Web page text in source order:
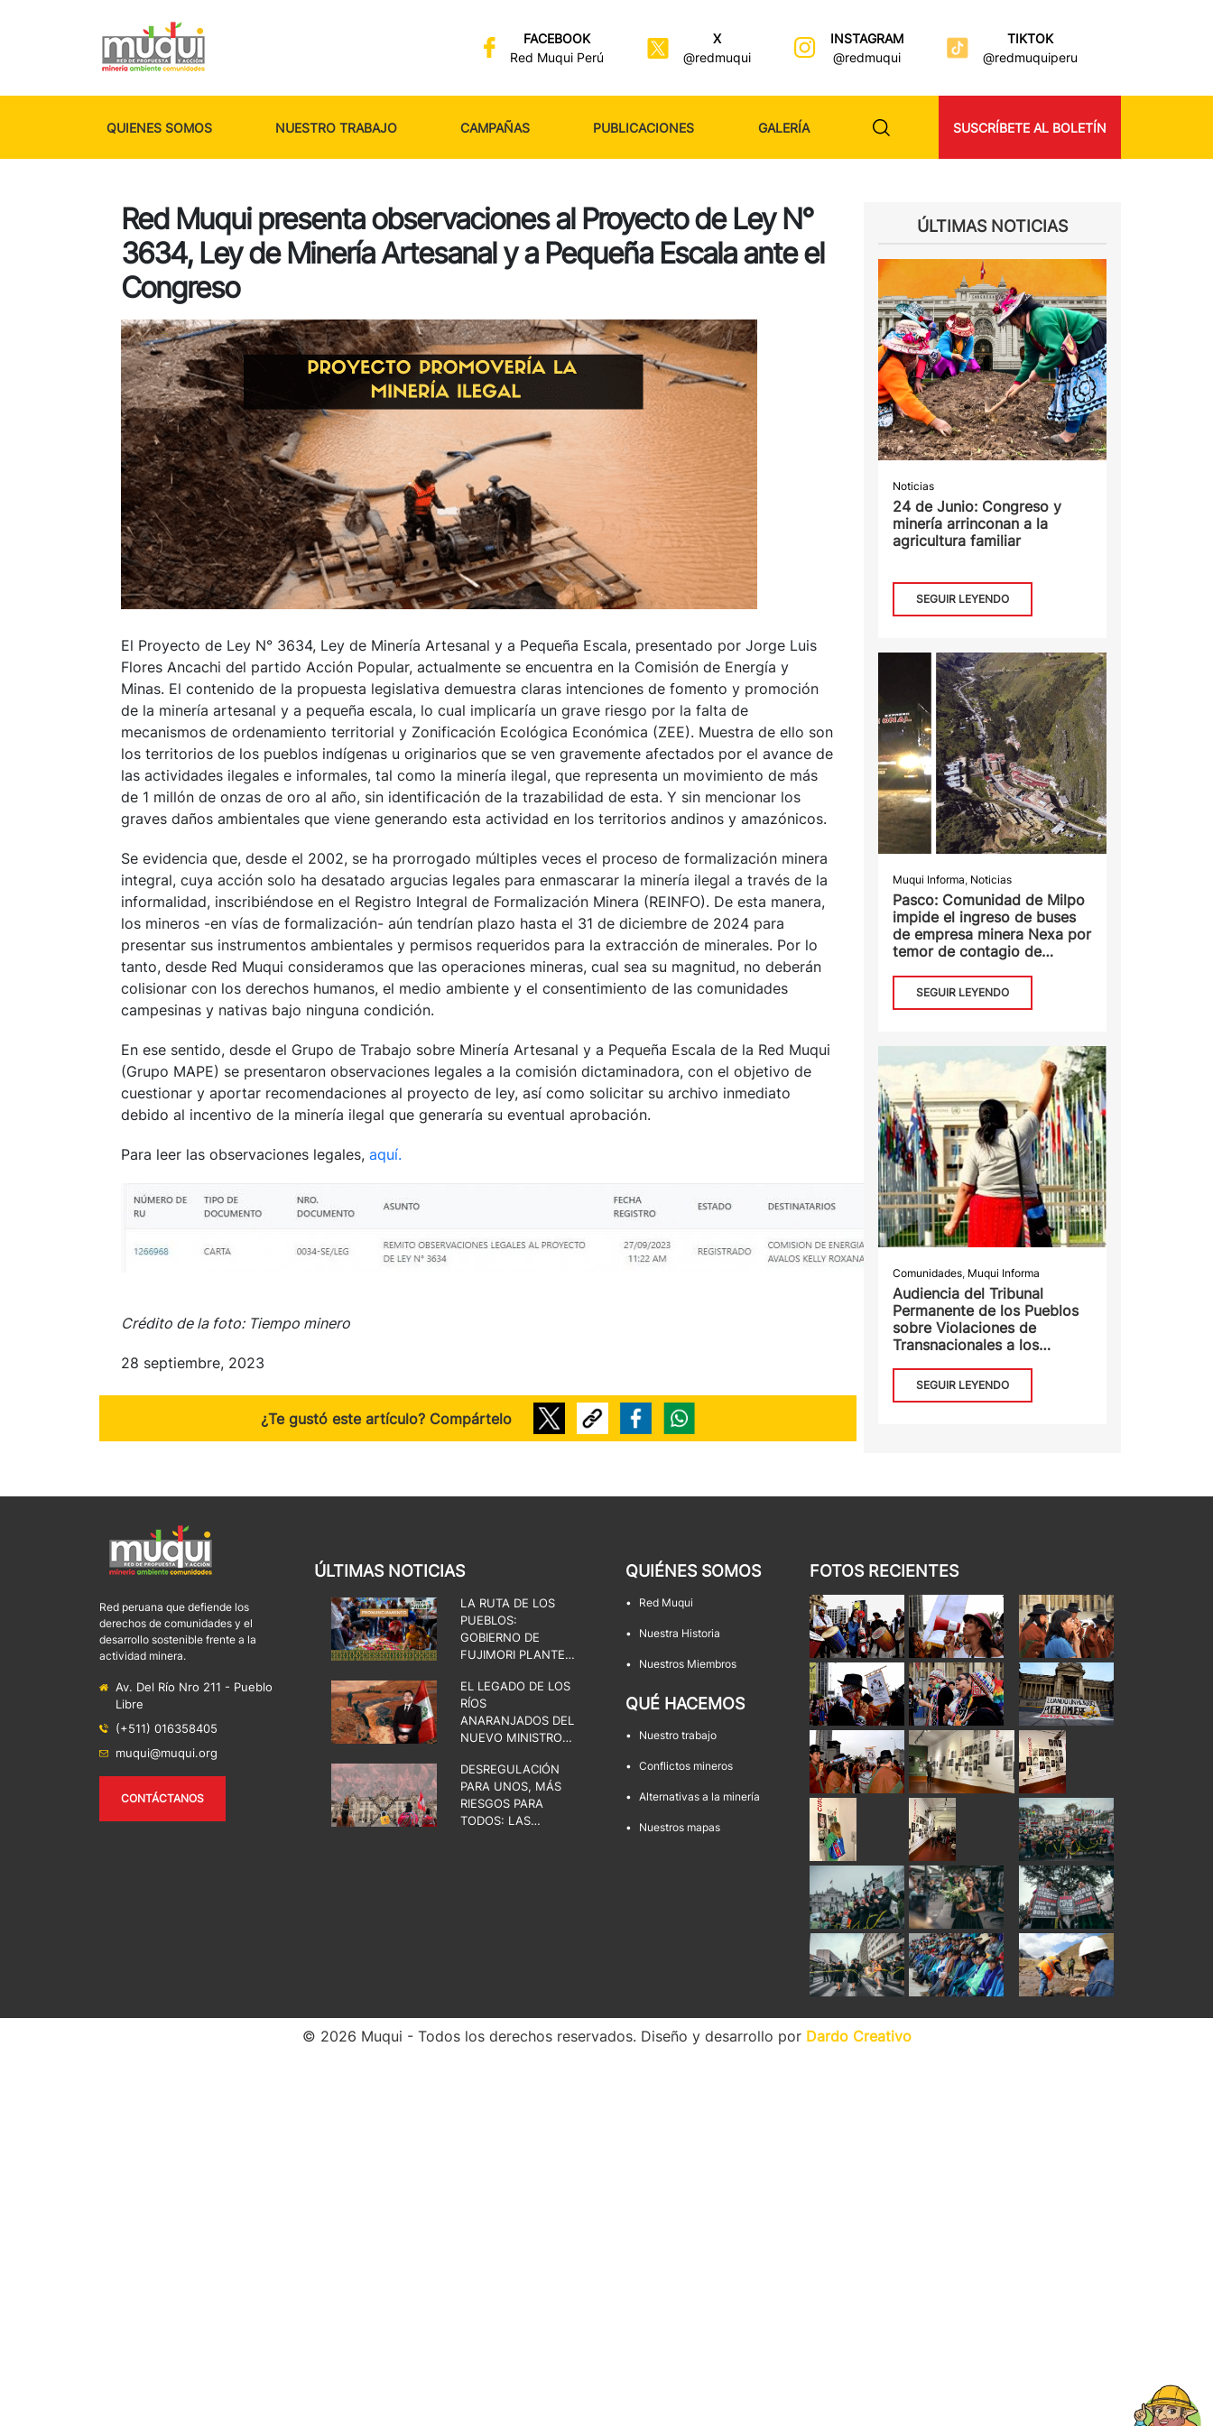
FACEBOOK
Red Muqui Perú
X
@redmuqui
INSTAGRAM
@redmuqui
TIKTOK
@redmuquiperu
QUIENES SOMOS NUESTRO TRABAJO CAMPAÑAS PUBLICACIONES GALERÍA SUSCRÍBETE AL BOLETÍN
Red Muqui presenta observaciones al Proyecto de Ley N°
3634, Ley de Minería Artesanal y a Pequeña Escala ante el
Congreso
El Proyecto de Ley N° 3634, Ley de Minería Artesanal y a Pequeña Escala, presentado por Jorge Luis
Flores Ancachi del partido Acción Popular, actualmente se encuentra en la Comisión de Energía y
Minas. El contenido de la propuesta legislativa demuestra claras intenciones de fomento y promoción
de la minería artesanal y a pequeña escala, lo cual implicaría un grave riesgo por la falta de
mecanismos de ordenamiento territorial y Zonificación Ecológica Económica (ZEE). Muestra de ello son
los territorios de los pueblos indígenas u originarios que se ven gravemente afectados por el avance de
las actividades ilegales e informales, tal como la minería ilegal, que representa un movimiento de más
de 1 millón de onzas de oro al año, sin identificación de la trazabilidad de esta. Y sin mencionar los
graves daños ambientales que viene generando esta actividad en los territorios andinos y amazónicos.
Se evidencia que, desde el 2002, se ha prorrogado múltiples veces el proceso de formalización minera
integral, cuya acción solo ha desatado argucias legales para enmascarar la minería ilegal a través de la
informalidad, inscribiéndose en el Registro Integral de Formalización Minera (REINFO). De esta manera,
los mineros -en vías de formalización- aún tendrían plazo hasta el 31 de diciembre de 2024 para
presentar sus instrumentos ambientales y permisos requeridos para la extracción de minerales. Por lo
tanto, desde Red Muqui consideramos que las operaciones mineras, cual sea su magnitud, no deberán
colisionar con los derechos humanos, el medio ambiente y el consentimiento de las comunidades
campesinas y nativas bajo ninguna condición.
En ese sentido, desde el Grupo de Trabajo sobre Minería Artesanal y a Pequeña Escala de la Red Muqui
(Grupo MAPE) se presentaron observaciones legales a la comisión dictaminadora, con el objetivo de
cuestionar y aportar recomendaciones al proyecto de ley, así como solicitar su archivo inmediato
debido al incentivo de la minería ilegal que generaría su eventual aprobación.
Para leer las observaciones legales, aquí.
Crédito de la foto: Tiempo minero
28 septiembre, 2023
¿Te gustó este artículo? Compártelo
ÚLTIMAS NOTICIAS
Noticias
24 de Junio: Congreso y
minería arrinconan a la
agricultura familiar
SEGUIR LEYENDO
Muqui Informa, Noticias
Pasco: Comunidad de Milpo
impide el ingreso de buses
de empresa minera Nexa por
temor de contagio de
SEGUIR LEYENDO
Comunidades, Muqui Informa
Audiencia del Tribunal
Permanente de los Pueblos
sobre Violaciones de
Transnacionales a los
Acceso de los Pueblos a la
Justicia
SEGUIR LEYENDO
Red peruana que defiende los
derechos de comunidades y el
desarrollo sostenible frente a la
actividad minera.
Av. Del Río Nro 211 - Pueblo
Libre
(+511) 016358405
muqui@muqui.org
CONTÁCTANOS
ÚLTIMAS NOTICIAS
LA RUTA DE LOS
PUEBLOS:
GOBIERNO DE
FUJIMORI PLANTEA
EL ESTADO, LA
DEMOCRACIA Y LOS
TERRITORIOS
EL LEGADO DE LOS
RÍOS
ANARANJADOS DEL
NUEVO MINISTRO
MINAS
DESREGULACIÓN
PARA UNOS, MÁS
RIESGOS PARA
TODOS: LAS
QUIÉNES SOMOS
• Red Muqui
• Nuestra Historia
• Nuestros Miembros
QUÉ HACEMOS
• Nuestro trabajo
• Conflictos mineros
• Alternativas a la minería
• Nuestros mapas
FOTOS RECIENTES
© 2026 Muqui - Todos los derechos reservados. Diseño y desarrollo por Dardo Creativo